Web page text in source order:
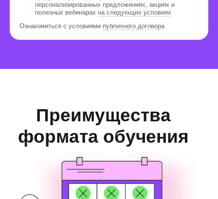
персонализированных предложениях, акциях и
полезных вебинарах на следующих условиях
Ознакомиться с условиями публичного договора
друзей по интересам, создают
совместные проекты и продолжают
общаться даже после обучения.